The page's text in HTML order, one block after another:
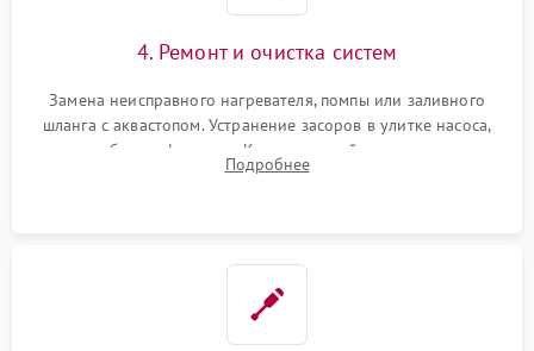
4. Ремонт и очистка систем
Замена неисправного нагревателя, помпы или заливного
шланга с аквастопом. Устранение засоров в улитке насоса,
патрубках и фильтрах. Компонентный ремонт платы
управления, восстановление поврежденной проводки.
Подробнее